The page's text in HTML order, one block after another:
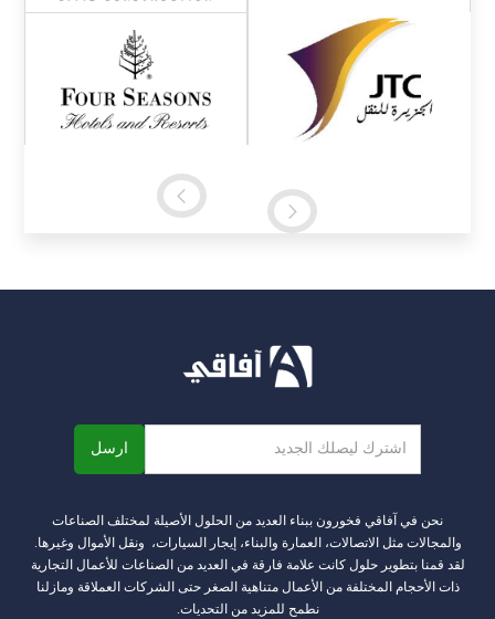
نحن في آفاقي فخورون ببناء العديد من الحلول الأصيلة لمختلف الصناعات
والمجالات مثل الاتصالات، العمارة والبناء، إيجار السيارات، ونقل الأموال وغيرها.
لقد قمنا بتطوير حلول كانت علامة فارقة في العديد من الصناعات للأعمال التجارية
ذات الأحجام المختلفة من الأعمال متناهية الصغر حتى الشركات العملاقة ومازلنا
نطمح للمزيد من التحديات.